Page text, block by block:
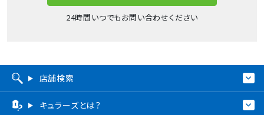
24時間いつでもお問い合わせください
店舗検索
キュラーズとは？